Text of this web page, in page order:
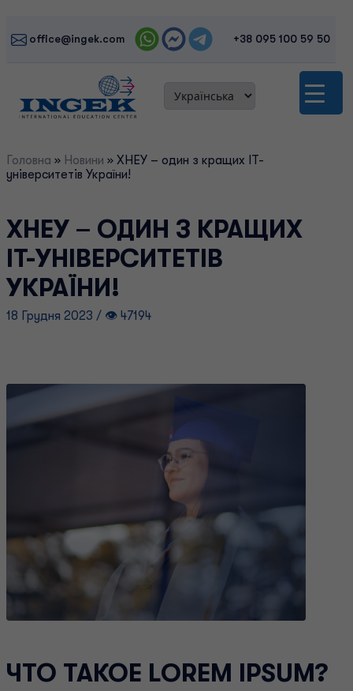
contentoffice@ingek.com +38 095 100 59 50
Головна » Новини » ХНЕУ – один з кращих IT-
університетів України!
ХНЕУ – ОДИН З КРАЩИХ
IT-УНІВЕРСИТЕТІВ
УКРАЇНИ!
18 Грудня 2023 / 👁 47194
ЧТО ТАКОЕ LOREM IPSUM?